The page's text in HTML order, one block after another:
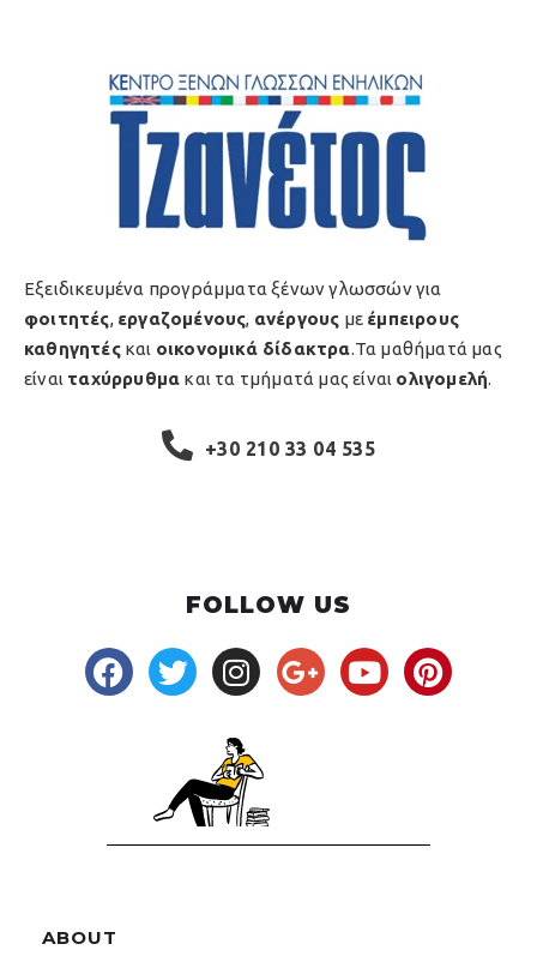
Εξειδικευμένα προγράμματα ξένων γλωσσών για
φοιτητές, εργαζομένους, ανέργους με έμπειρους
καθηγητέςκαι οικονομικά δίδακτρα.Τα μαθήματά μας
είναι ταχύρρυθμα και τα τμήματά μας είναι ολιγομελή.
+30 210 33 04 535
FOLLOW US
ABOUT